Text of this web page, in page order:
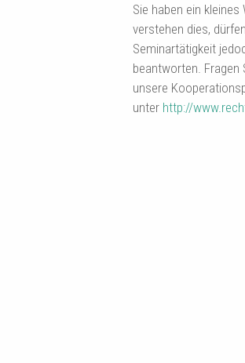
Sie haben ein kleines
verstehen dies,
Seminartätigkeit
beantworten. Fragen
unsere
unter http://